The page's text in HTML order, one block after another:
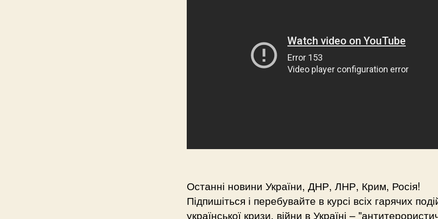
Останні новини України, ДНР, ЛНР, Крим, Росія!
Підпишіться і перебувайте в курсі всіх гарячих
української кризи, війни в Україні –